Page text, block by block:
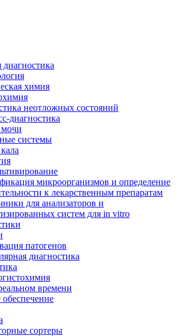
диагностика
химия
неотложных состояний
диагностика
системы
микроорганизмов и определение
к лекарственным препаратам
для анализаторов и
систем для in vitro
патогенов
диагностика
времени
сортеры